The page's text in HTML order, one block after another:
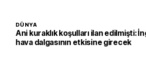
DÜNYA
Ani kuraklık koşulları ilan edilmişti:
hava dalgasının etkisine girecek